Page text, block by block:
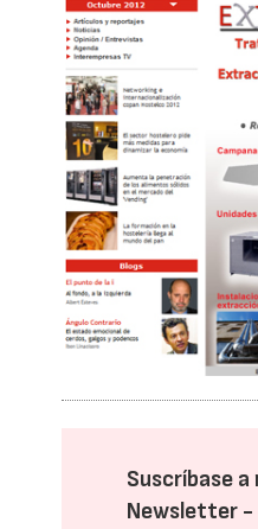
Suscríbase
Newsletter -